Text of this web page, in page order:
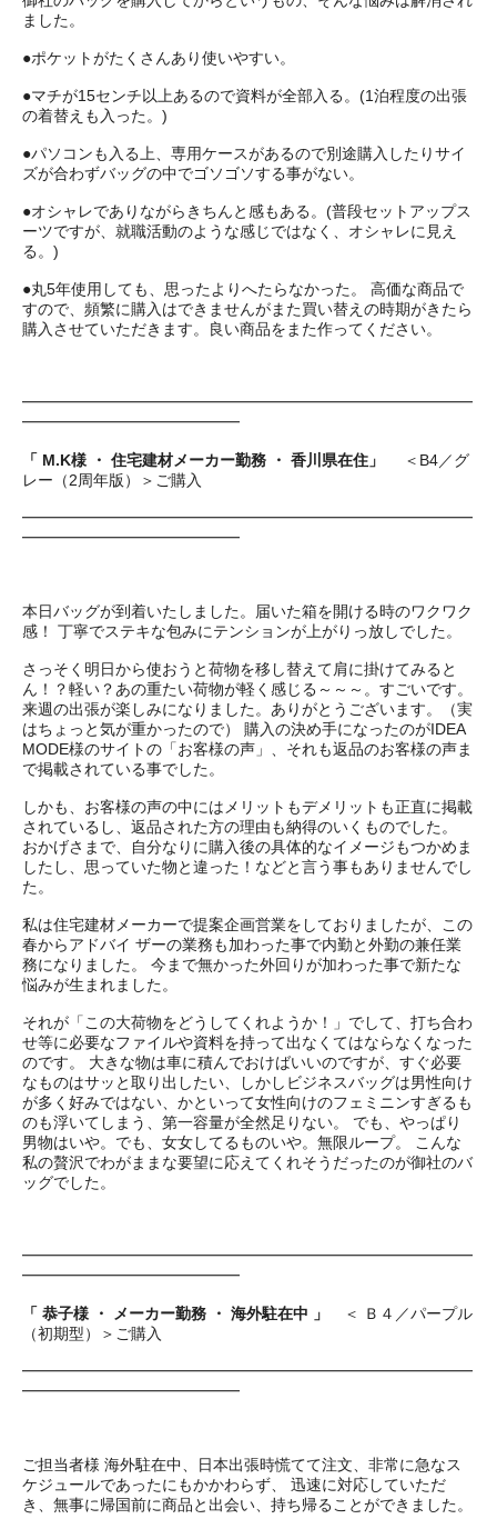
ました。
●ポケットがたくさんあり使いやすい。
●マチが15センチ以上あるので資料が全部入る。(1泊程度の出張
の着替えも入った。)
●パソコンも入る上、専用ケースがあるので別途購入したりサイ
ズが合わずバッグの中でゴソゴソする事がない。
●オシャレでありながらきちんと感もある。(普段セットアップス
ーツですが、就職活動のような感じではなく、オシャレに見え
る。)
●丸5年使用しても、思ったよりへたらなかった。 高価な商品で
すので、頻繁に購入はできませんがまた買い替えの時期がきたら
購入させていただきます。良い商品をまた作ってください。
━━━━━━━━━━━━━━━━━━━━━━━━━━━━━
━━━━━━━━━━━━━━
「 M.K様 ・ 住宅建材メーカー勤務 ・ 香川県在住」
＜B4／グ
レー（2周年版）＞ご購入
━━━━━━━━━━━━━━━━━━━━━━━━━━━━━
━━━━━━━━━━━━━━
本日バッグが到着いたしました。届いた箱を開ける時のワクワク
感！ 丁寧でステキな包みにテンションが上がりっ放しでした。
さっそく明日から使おうと荷物を移し替えて肩に掛けてみると
ん！？軽い？あの重たい荷物が軽く感じる～～～。すごいです。
来週の出張が楽しみになりました。ありがとうございます。（実
はちょっと気が重かったので） 購入の決め手になったのがIDEA
MODE様のサイトの「お客様の声」、それも返品のお客様の声ま
で掲載されている事でした。
しかも、お客様の声の中にはメリットもデメリットも正直に掲載
されているし、返品された方の理由も納得のいくものでした。
おかげさまで、自分なりに購入後の具体的なイメージもつかめま
したし、思っていた物と違った！などと言う事もありませんでし
た。
私は住宅建材メーカーで提案企画営業をしておりましたが、この
春からアドバイ ザーの業務も加わった事で内勤と外勤の兼任業
務になりました。 今まで無かった外回りが加わった事で新たな
悩みが生まれました。
それが「この大荷物をどうしてくれようか！」でして、打ち合わ
せ等に必要なファイルや資料を持って出なくてはならなくなった
のです。 大きな物は車に積んでおけばいいのですが、すぐ必要
なものはサッと取り出したい、しかしビジネスバッグは男性向け
が多く好みではない、かといって女性向けのフェミニンすぎるも
のも浮いてしまう、第一容量が全然足りない。 でも、やっぱり
男物はいや。でも、女女してるものいや。無限ループ。 こんな
私の贅沢でわがままな要望に応えてくれそうだったのが御社のバ
ッグでした。
━━━━━━━━━━━━━━━━━━━━━━━━━━━━━
━━━━━━━━━━━━━━
「 恭子様 ・ メーカー勤務 ・ 海外駐在中 」
＜ Ｂ４／パープル
（初期型）＞ご購入
━━━━━━━━━━━━━━━━━━━━━━━━━━━━━
━━━━━━━━━━━━━━
ご担当者様 海外駐在中、日本出張時慌てて注文、非常に急なス
ケジュールであったにもかかわらず、 迅速に対応していただ
き、無事に帰国前に商品と出会い、持ち帰ることができました。